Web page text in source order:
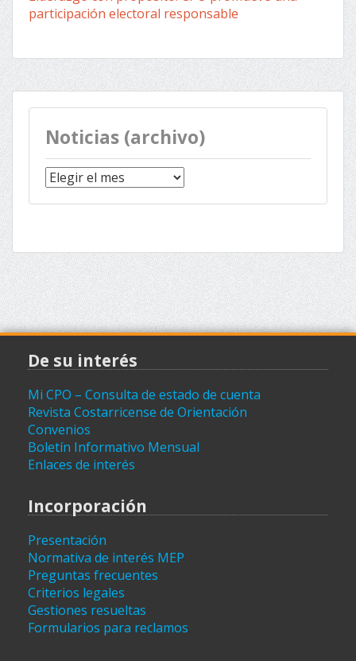
participación electoral responsable
Noticias (archivo)
Noticias
(archivo)
De su interés
Mi CPO – Consulta de estado de cuenta
Revista Costarricense de Orientación
Convenios
Boletín Informativo Mensual
Enlaces de interés
Incorporación
Presentación
Normativa de interés MEP
Preguntas frecuentes
Criterios legales
Gestiones resueltas
Formularios para reclamos